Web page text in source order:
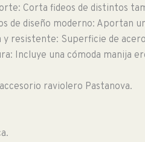
Corta fideos de distintos
de diseño moderno: Aportan
resistente: Superficie de
Incluye una cómoda manija
raviolero Pastanova.